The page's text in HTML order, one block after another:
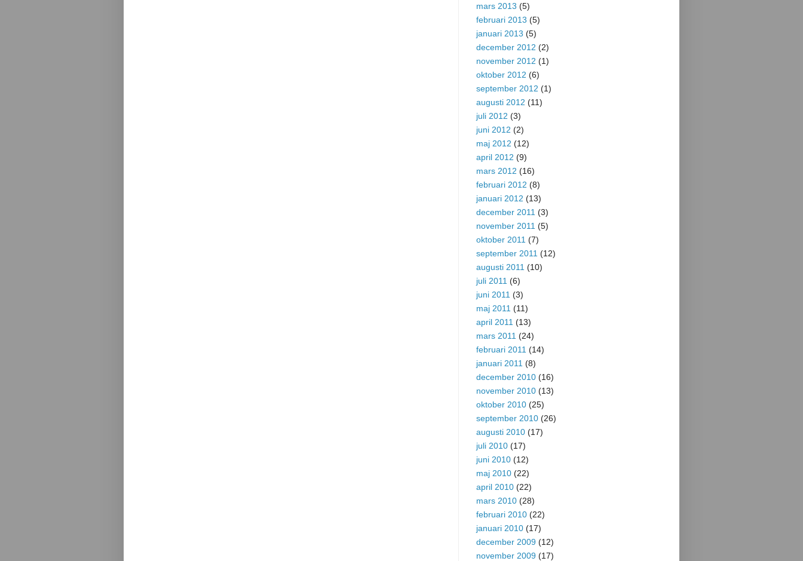
mars 2013 (5)
februari 2013 (5)
januari 2013 (5)
december 2012 (2)
november 2012 (1)
oktober 2012 (6)
september 2012 (1)
augusti 2012 (11)
juli 2012 (3)
juni 2012 (2)
maj 2012 (12)
april 2012 (9)
mars 2012 (16)
februari 2012 (8)
januari 2012 (13)
december 2011 (3)
november 2011 (5)
oktober 2011 (7)
september 2011 (12)
augusti 2011 (10)
juli 2011 (6)
juni 2011 (3)
maj 2011 (11)
april 2011 (13)
mars 2011 (24)
februari 2011 (14)
januari 2011 (8)
december 2010 (16)
november 2010 (13)
oktober 2010 (25)
september 2010 (26)
augusti 2010 (17)
juli 2010 (17)
juni 2010 (12)
maj 2010 (22)
april 2010 (22)
mars 2010 (28)
februari 2010 (22)
januari 2010 (17)
december 2009 (12)
november 2009 (17)